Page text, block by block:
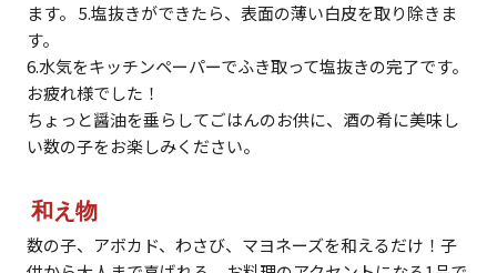
ます。 5.塩抜きができたら、表面の薄い白皮を取り除きま
す。
6.水気をキッチンペーパーでふき取って塩抜きの完了です。
お疲れ様でした！
ちょっと醤油を垂らしてごはんのお供に、酒の肴に美味し
い数の子をお楽しみください。
和え物
数の子、アボカド、わさび、マヨネーズを和えるだけ！子